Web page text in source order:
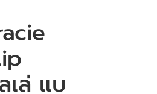
เล่ แบ